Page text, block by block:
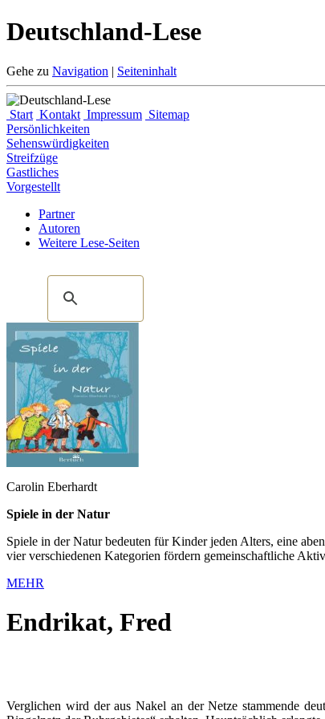
Deutschland-Lese
Gehe zu Navigation | Seiteninhalt
Start Kontakt Impressum Sitemap
Persönlichkeiten
Sehenswürdigkeiten
Streifzüge
Gastliches
Vorgestellt
Partner
Autoren
Weitere Lese-Seiten
Carolin Eberhardt
Spiele in der Natur
Spiele in der Natur bedeuten für Kinder jeden Alters, eine
vier verschiedenen Kategorien fördern gemeinschaftliche
MEHR
Endrikat, Fred
Verglichen wird der aus Nakel an der Netze stammende